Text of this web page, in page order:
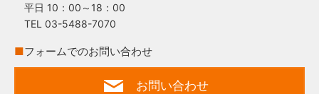
平日 10：00～18：00
TEL 03-5488-7070
■フォームでのお問い合わせ
お問い合わせ